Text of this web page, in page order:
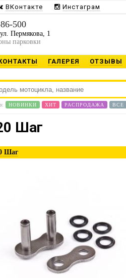
ВКонтакте Инстаграм
500
Пермякова, 1
парковки
ГАЛЕРЕЯ ОТЗЫВЫ
НОВИНКИ ХИТ РАСПРОДАЖА ВСЕ
Шаг
Шаг